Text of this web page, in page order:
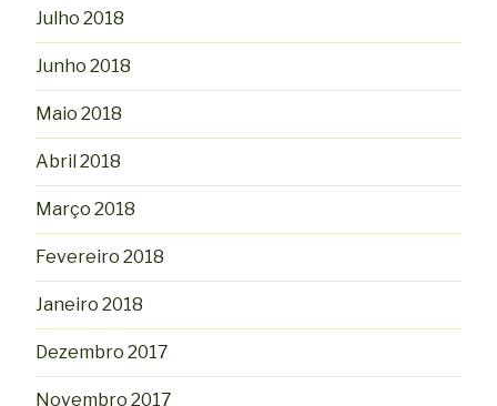
Julho 2018
Junho 2018
Maio 2018
Abril 2018
Março 2018
Fevereiro 2018
Janeiro 2018
Dezembro 2017
Novembro 2017